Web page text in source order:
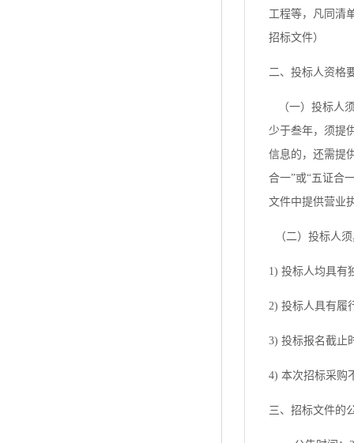
工程等，凡同清
招标文件）
二、投标人资格
（一）投标人
少于叁年，须提
信息的，还需提
合一”或“五证合
文件中提供营业
（二）投标人
1) 投标人均具有
2) 投标人具有履
3) 投标报名截止
4) 本次招标采购
三、招标文件的